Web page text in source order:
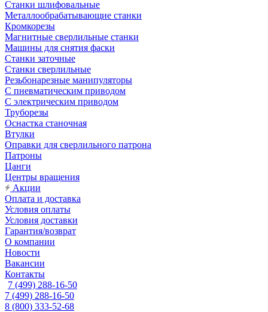
Станки шлифовальные
Металлообрабатывающие станки
Кромкорезы
Магнитные сверлильные станки
Машины для снятия фаски
Станки заточные
Станки сверлильные
Резьбонарезные манипуляторы
С пневматическим приводом
С электрическим приводом
Труборезы
Оснастка станочная
Втулки
Оправки для сверлильного патрона
Патроны
Цанги
Центры вращения
Акции
Оплата и доставка
Условия оплаты
Условия доставки
Гарантия/возврат
О компании
Новости
Вакансии
Контакты
7 (499) 288-16-50
7 (499) 288-16-50
8 (800) 333-52-68